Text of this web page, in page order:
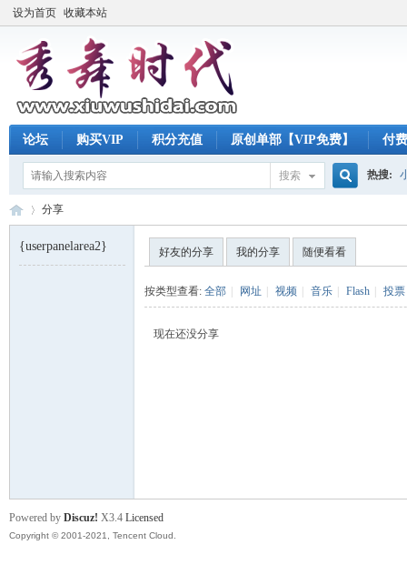
设为首页 收藏本站
论坛 购买VIP 积分充值 原创单部【VIP免费】 付
搜索 热搜:
分享
{userpanelarea2} 好友的分享 我的分享 随便看看
按类型查看: 全部 网址 视频 音乐 Flash 投票
现在还没分享
Powered by Discuz! X3.4 Licensed
Copyright © 2001-2021, Tencent Cloud.